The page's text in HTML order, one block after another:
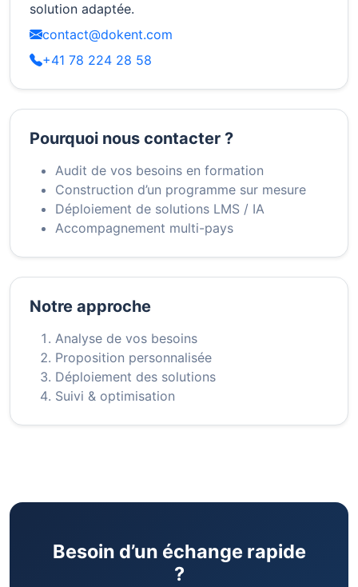
solution adaptée.
contact@dokent.com
+41 78 224 28 58
Pourquoi nous contacter ?
Audit de vos besoins en formation
Construction d’un programme sur mesure
Déploiement de solutions LMS / IA
Accompagnement multi-pays
Notre approche
Analyse de vos besoins
Proposition personnalisée
Déploiement des solutions
Suivi & optimisation
Besoin d’un échange rapide
?